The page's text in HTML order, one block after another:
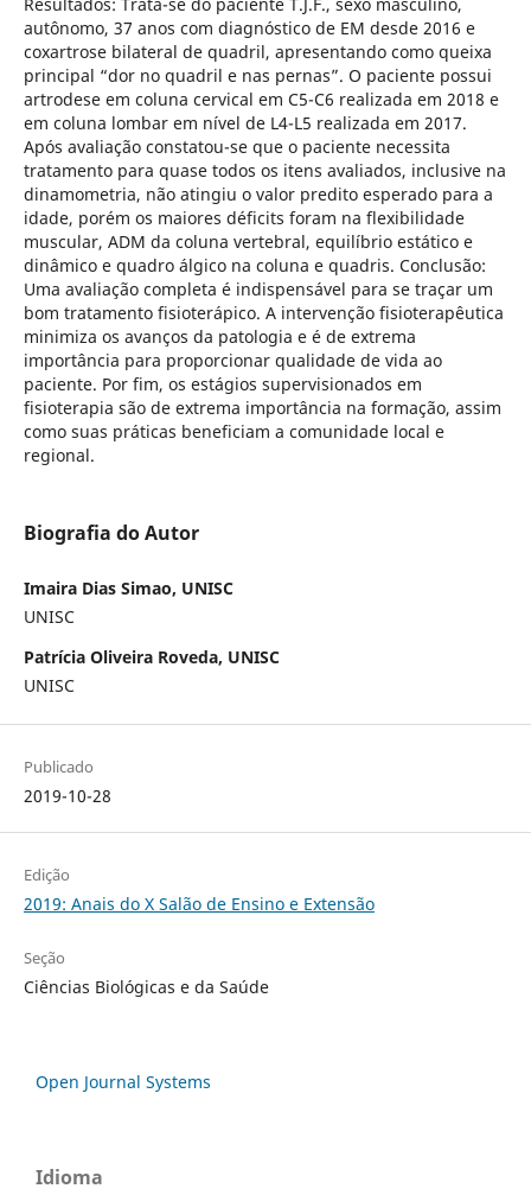
autônomo, 37 anos com diagnóstico de EM desde 2016 e
coxartrose bilateral de quadril, apresentando como queixa
principal “dor no quadril e nas pernas”. O paciente possui
artrodese em coluna cervical em C5-C6 realizada em 2018 e
em coluna lombar em nível de L4-L5 realizada em 2017.
Após avaliação constatou-se que o paciente necessita
tratamento para quase todos os itens avaliados, inclusive na
dinamometria, não atingiu o valor predito esperado para a
idade, porém os maiores déficits foram na flexibilidade
muscular, ADM da coluna vertebral, equilíbrio estático e
dinâmico e quadro álgico na coluna e quadris. Conclusão:
Uma avaliação completa é indispensável para se traçar um
bom tratamento fisioterápico. A intervenção fisioterapêutica
minimiza os avanços da patologia e é de extrema
importância para proporcionar qualidade de vida ao
paciente. Por fim, os estágios supervisionados em
fisioterapia são de extrema importância na formação, assim
como suas práticas beneficiam a comunidade local e
regional.
Biografia do Autor
Imaira Dias Simao, UNISC
UNISC
Patrícia Oliveira Roveda, UNISC
UNISC
Publicado
2019-10-28
Edição
2019: Anais do X Salão de Ensino e Extensão
Seção
Ciências Biológicas e da Saúde
Open Journal Systems
Idioma